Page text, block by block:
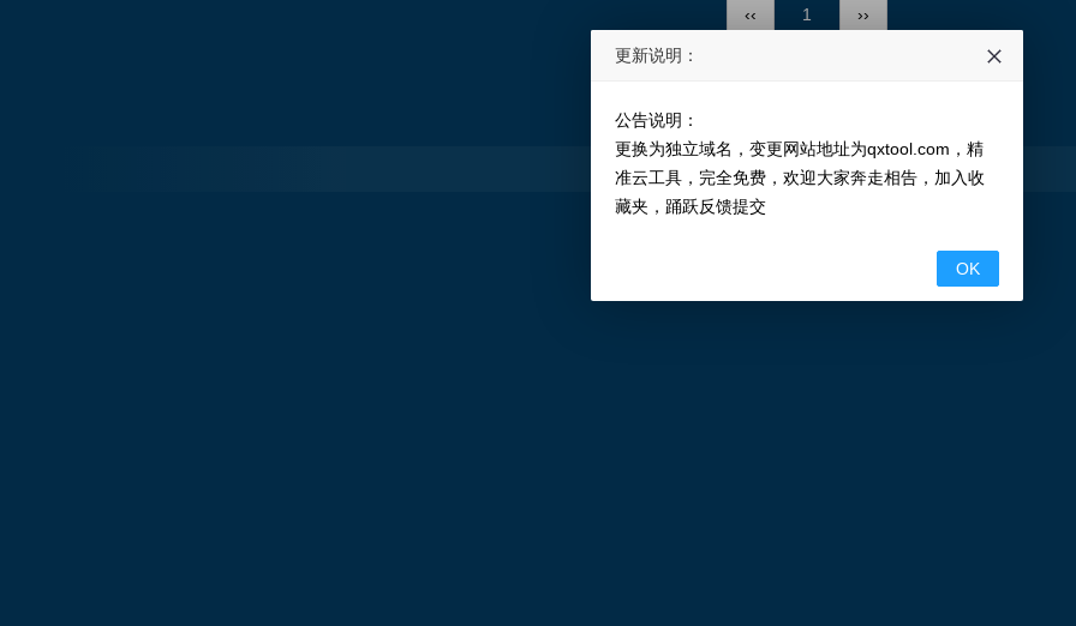
‹‹ 1 ››
精准云工具 © 2026
更新说明：
公告说明：
更换为独立域名，变更网站地址为qxtool.com，精
准云工具，完全免费，欢迎大家奔走相告，加入收
藏夹，踊跃反馈提交
OK